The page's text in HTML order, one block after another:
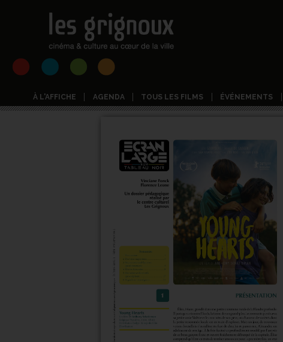
À L'AFFICHE AGENDA TOUS LES FILMS ÉVÉNEMENTS